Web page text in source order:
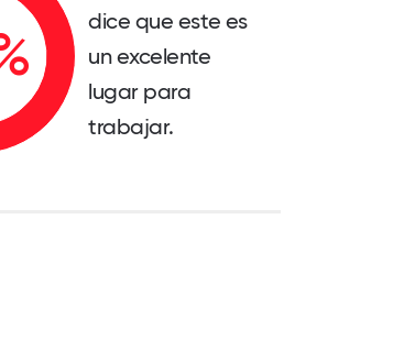
dice que este es
un excelente
lugar para
trabajar.